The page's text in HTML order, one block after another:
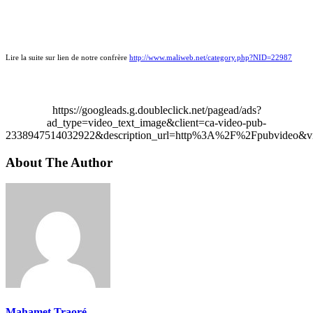
Lire la suite sur lien de notre confrère http://www.maliweb.net/category.php?NID=22987
https://googleads.g.doubleclick.net/pagead/ads?
ad_type=video_text_image&client=ca-video-pub-
About The Author